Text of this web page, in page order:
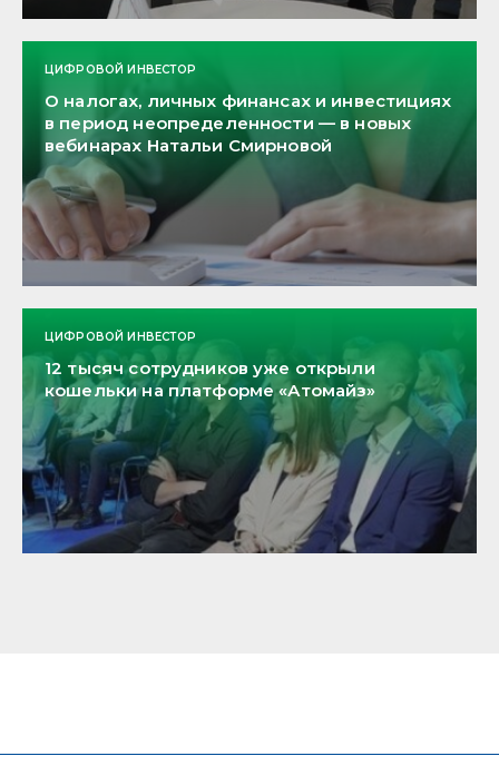
ЦИФРОВОЙ ИНВЕСТОР
О налогах, личных финансах и инвестициях
в период неопределенности — в новых
вебинарах Натальи Смирновой
ЦИФРОВОЙ ИНВЕСТОР
12 тысяч сотрудников уже открыли
кошельки на платформе «Атомайз»